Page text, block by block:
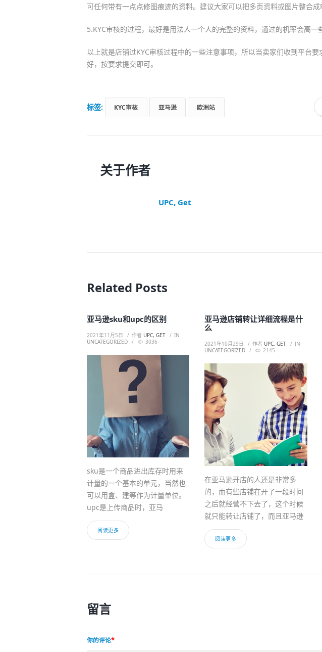
可任何带有一点点修图痕迹的资料。建议大家可以把多页资料或图片整合成
5.KYC审核的过程，最好是用法人一个人的完整的资料，通过的机率会高一
以上就是店铺过KYC审核过程中的一些注意事项，所以当卖家们收到平台
好，按要求提交即可。
标签: KYC审核 亚马逊 欧洲站
关于作者
UPC, Get
Related Posts
亚马逊sku和upc的区别
2021年11月5日 作者 UPC, GET
IN
UNCATEGORIZED
3036
sku是一个商品进出库存时用来
计量的一个基本的单元，当然也
可以用盒、建等作为计量单位。
upc是上传商品时，亚马
阅读更多
亚马逊店铺转让详细流程是什
么
2021年10月29日 作者 UPC, GET
IN
UNCATEGORIZED
2145
在亚马逊开店的人还是非常多
的，而有些店铺在开了一段时间
之后就经营不下去了，这个时候
就只能转让店铺了，而且亚马逊
阅读更多
留言
你的评论